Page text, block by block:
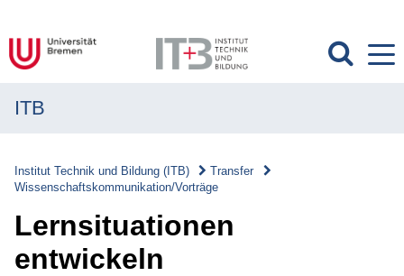
Forschung
Transfer
ITB
Institut Technik und Bildung (ITB)
Transfer
Wissenschaftskommunikation/Vorträge
Lernsituationen
entwickeln